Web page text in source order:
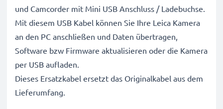
und Camcorder mit Mini USB Anschluss / Ladebuchse.
Mit diesem USB Kabel können Sie Ihre Leica Kamera
an den PC anschließen und Daten übertragen,
Software bzw Firmware aktualisieren oder die Kamera
per USB aufladen.
Dieses Ersatzkabel ersetzt das Originalkabel aus dem
Lieferumfang.